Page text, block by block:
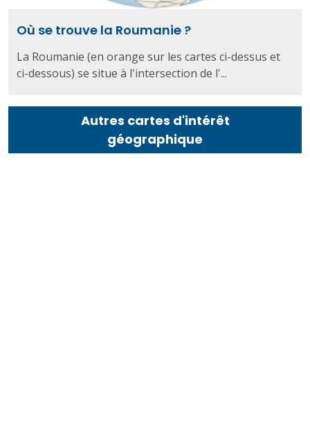
Où se trouve la Roumanie ?
La Roumanie (en orange sur les cartes ci-dessus et
ci-dessous) se situe à l'intersection de l'...
Autres cartes d'intérêt
géographique